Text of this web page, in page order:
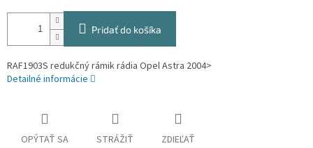
Pridať do košíka
RAF1903S redukčný rámik rádia Opel Astra 2004>
Detailné informácie
OPÝTAŤ SA STRÁŽIŤ ZDIEĽAŤ